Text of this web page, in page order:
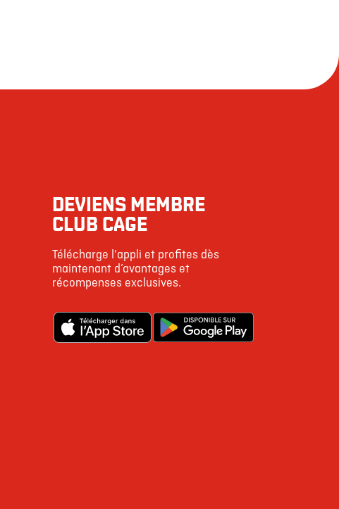
DEVIENS MEMBRE
CLUB CAGE
Télécharge l'appli et profites dès
maintenant d’avantages et
récompenses exclusives.